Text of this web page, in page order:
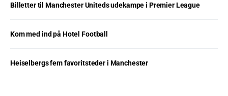
Billetter til Manchester Uniteds udekampe i Premier League
Kom med ind på Hotel Football
Heiselbergs fem favoritsteder i Manchester